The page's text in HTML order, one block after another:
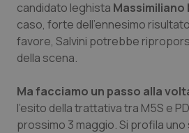
Provincia Autonoma di
Puglia
Infezioni & Febbre
Malattie rare
candidato leghista Massimiliano
caso, forte dell'ennesimo
favore, Salvini potrebbe
della scena.
Ma facciamo un passo alla
l'esito della trattativa tra M5S e
prossimo 3 maggio. Si profila